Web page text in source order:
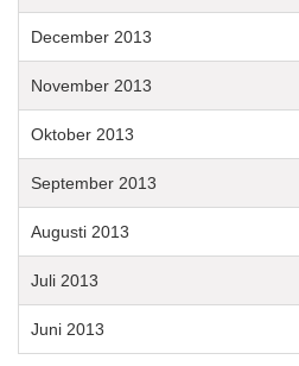
December 2013
November 2013
Oktober 2013
September 2013
Augusti 2013
Juli 2013
Juni 2013